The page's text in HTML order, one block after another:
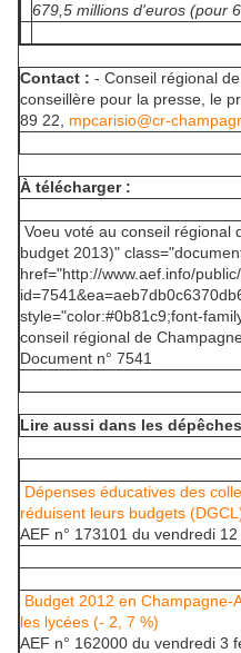
679,5 millions d'euros (pour
Contact : - Conseil régional
conseillère pour la presse, le
89 22, mpcarisio@cr-
À télécharger :
Voeu voté au conseil régional
budget 2013)"
href="http://www.aef.info/
style="color:#0b81c9;font-
conseil régional de
Document n° 7541
Lire aussi dans les
Dépenses éducatives des
réduisent leurs budgets
AEF n° 173101 du vendredi
Budget 2012 en
les lycées (- 2, 7 %)
AEF n° 162000 du vendredi 3